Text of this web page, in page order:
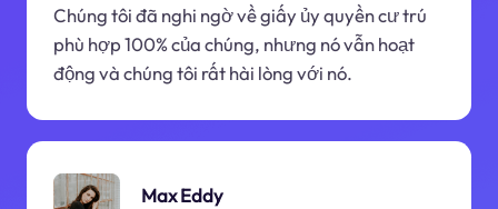
Chúng tôi đã nghi ngờ về giấy ủy quyền cư trú
phù hợp 100% của chúng, nhưng nó vẫn hoạt
động và chúng tôi rất hài lòng với nó.
Max Eddy